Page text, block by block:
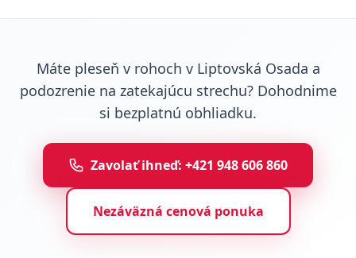
Máte pleseň v rohoch v Liptovská Osada a
podozrenie na zatekajúcu strechu? Dohodnime
si bezplatnú obhliadku.
Zavolať ihneď: +421 948 606 860
Nezáväzná cenová ponuka